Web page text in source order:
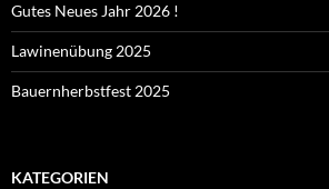
Gutes Neues Jahr 2026 !
Lawinenübung 2025
Bauernherbstfest 2025
KATEGORIEN